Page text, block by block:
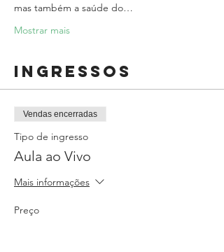
mas também a saúde do…
Mostrar mais
Ingressos
Vendas encerradas
Tipo de ingresso
Aula ao Vivo
Mais informações
Preço